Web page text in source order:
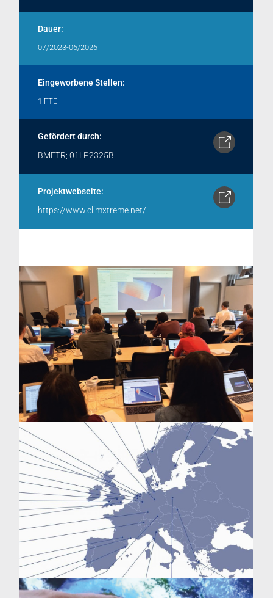
Dauer:
07/2023-06/2026
Eingeworbene Stellen:
1 FTE
Gefördert durch:
BMFTR; 01LP2325B
Projektwebseite:
https://www.climxtreme.net/